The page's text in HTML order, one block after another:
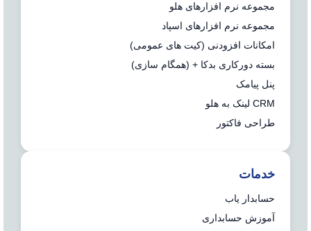
مجموعه نرم افزارهای هلو
مجموعه نرم افزارهای اسپاد
امکانات افزودنی (کیت های عمومی)
بسته دورکاری بدکا + (همگام سازی)
پنل پیامک
CRM لینک به هلو
طراحی فاکتور
خدمات
حسابدار یاب
آموزش حسابداری